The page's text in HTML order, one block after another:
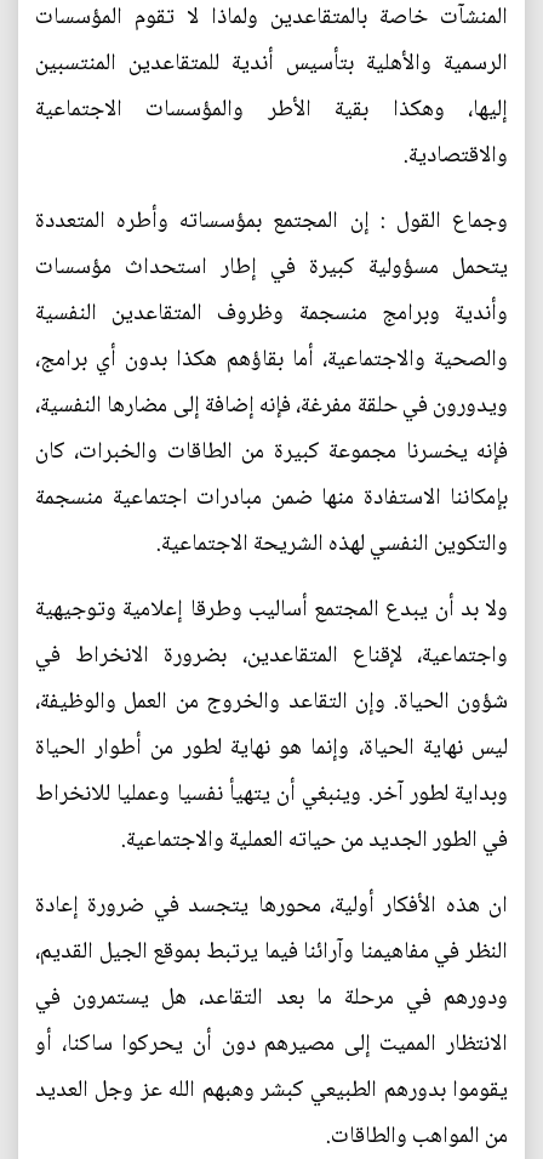
المنشآت خاصة بالمتقاعدين ولماذا لا تقوم المؤسسات
الرسمية والأهلية بتأسيس أندية للمتقاعدين المنتسبين
إليها، وهكذا بقية الأطر والمؤسسات الاجتماعية
والاقتصادية.
وجماع القول : إن المجتمع بمؤسساته وأطره المتعددة
يتحمل مسؤولية كبيرة في إطار استحداث مؤسسات
وأندية وبرامج منسجمة وظروف المتقاعدين النفسية
والصحية والاجتماعية، أما بقاؤهم هكذا بدون أي برامج،
ويدورون في حلقة مفرغة، فإنه إضافة إلى مضارها النفسية،
فإنه يخسرنا مجموعة كبيرة من الطاقات والخبرات، كان
بإمكاننا الاستفادة منها ضمن مبادرات اجتماعية منسجمة
والتكوين النفسي لهذه الشريحة الاجتماعية.
ولا بد أن يبدع المجتمع أساليب وطرقا إعلامية وتوجيهية
واجتماعية، لإقناع المتقاعدين، بضرورة الانخراط في
شؤون الحياة. وإن التقاعد والخروج من العمل والوظيفة،
ليس نهاية الحياة، وإنما هو نهاية لطور من أطوار الحياة
وبداية لطور آخر. وينبغي أن يتهيأ نفسيا وعمليا للانخراط
في الطور الجديد من حياته العملية والاجتماعية.
ان هذه الأفكار أولية، محورها يتجسد في ضرورة إعادة
النظر في مفاهيمنا وآرائنا فيما يرتبط بموقع الجيل القديم،
ودورهم في مرحلة ما بعد التقاعد، هل يستمرون في
الانتظار المميت إلى مصيرهم دون أن يحركوا ساكنا، أو
يقوموا بدورهم الطبيعي كبشر وهبهم الله عز وجل العديد
من المواهب والطاقات.